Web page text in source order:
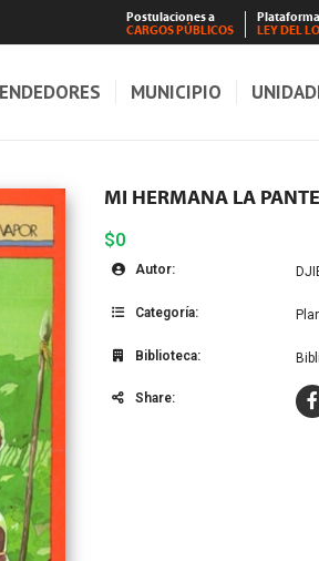
Postulaciones a
CARGOS PÚBLICOS
Plataforma
LEY DEL
MUNICIPIO
MI HERMANA LA
$0
Autor:
Categoría:
Biblioteca:
Share: